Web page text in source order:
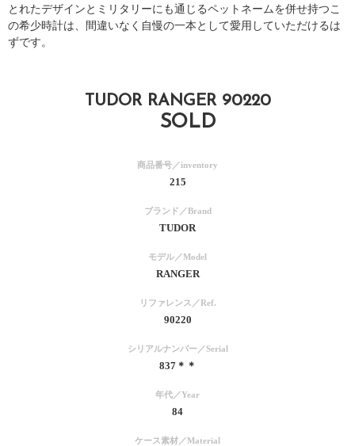
とれたデザインとミリタリーにも通じるペットネームを併せ持つこ
の希少時計は、間違いなく自慢の一本として愛用していただけるは
ずです。
TUDOR RANGER 90220
SOLD
商品番号／inventory
215
ブランド／Brand
TUDOR
モデル／Model
RANGER
リファレンス／Ref.
90220
シリアルナンバー／Serial
837＊＊
年代／Year
84
ケース素材／Material